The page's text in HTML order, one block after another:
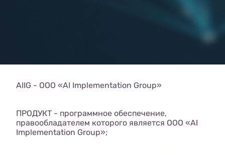
AIIG - ООО «AI Implementation Group»
ПРОДУКТ - программное обеспечение,
правообладателем которого является ООО «AI
Implementation Group»;